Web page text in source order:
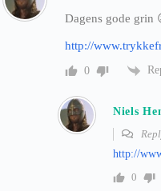
Dagens gode grin
http://
0
Niels
http://
0